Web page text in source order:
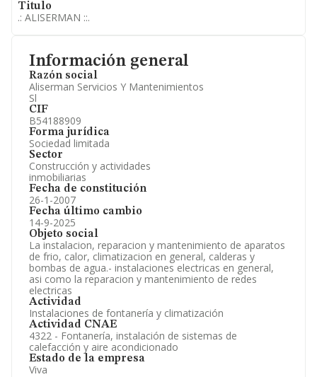
Información general
Razón social
Aliserman Servicios Y Mantenimientos
Sl
CIF
B54188909
Forma jurídica
Sociedad limitada
Sector
Construcción y actividades
inmobiliarias
Fecha de constitución
26-1-2007
Fecha último cambio
14-9-2025
Objeto social
La instalacion, reparacion y mantenimiento de aparatos
de frio, calor, climatizacion en general, calderas y
bombas de agua.- instalaciones electricas en general,
asi como la reparacion y mantenimiento de redes
electricas
Actividad
Instalaciones de fontanería y climatización
Actividad CNAE
4322 - Fontanería, instalación de sistemas de
calefacción y aire acondicionado
Estado de la empresa
Viva
Titulo
.: ALISERMAN ::.